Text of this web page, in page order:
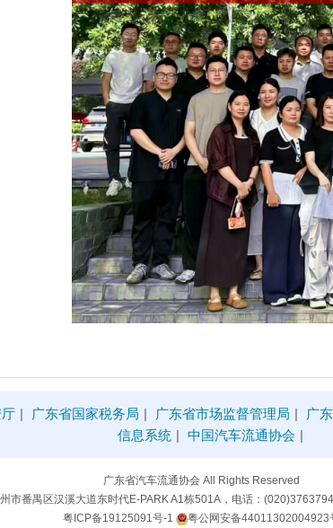
| 广东省国家税务局 | 广东省市场监督管理局 | 广
信息系统 | 中国汽车流通协会 |
广东省汽车流通协会 All Rights Reserved
番禺区汉溪大道东时代E-PARK A1栋501A，电话：
粤ICP备19125091号-1
粤公网安备44011302004923